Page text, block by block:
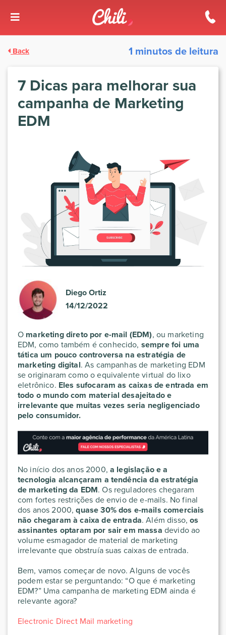
Back 1 minutos de leitura
7 Dicas para melhorar sua
campanha de Marketing
EDM
Diego Ortiz
14/12/2022
O marketing direto por e-mail (EDM), ou marketing
EDM, como também é conhecido, sempre foi uma
tática um pouco controversa na estratégia de
marketing digital. As campanhas de marketing EDM
se originaram como o equivalente virtual do lixo
eletrônico. Eles sufocaram as caixas de entrada em
todo o mundo com material desajeitado e
irrelevante que muitas vezes seria negligenciado
pelo consumidor.
No início dos anos 2000, a legislação e a
tecnologia alcançaram a tendência da estratégia
de marketing da EDM. Os reguladores chegaram
com fortes restrições de envio de e-mails. No final
dos anos 2000,quase 30% dos e-mails comerciais
não chegaram à caixa de entrada. Além disso,os
assinantes optaram por sair em massa devido ao
volume esmagador de material de marketing
irrelevante que obstruía suas caixas de entrada.
Bem, vamos começar de novo. Alguns de vocês
podem estar se perguntando: “O que é marketing
EDM?” Uma campanha de marketing EDM ainda é
relevante agora?
Electronic Direct Mail marketing